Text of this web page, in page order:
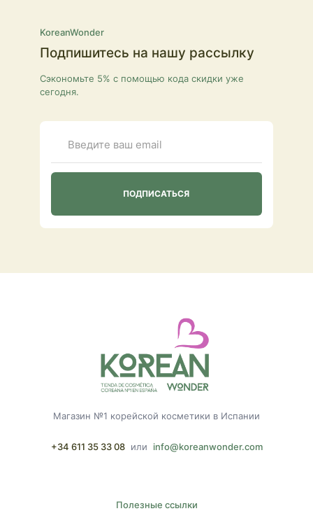
KoreanWonder
Подпишитесь на нашу рассылку
Сэкономьте 5% с помощью кода скидки уже
сегодня.
Магазин №1 корейской косметики в Испании
+34 611 35 33 08 или info@koreanwonder.com
Полезные ссылки